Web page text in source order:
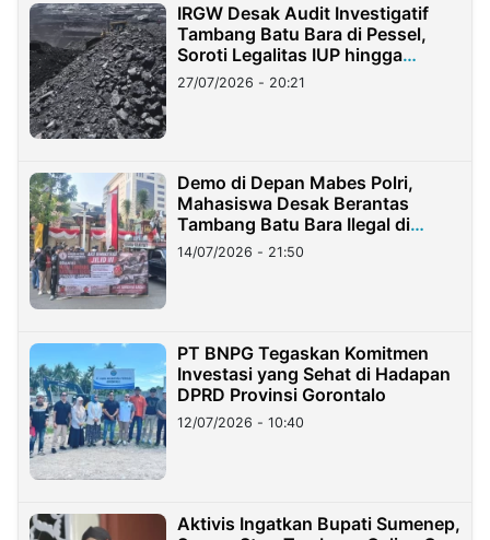
IRGW Desak Audit Investigatif
Tambang Batu Bara di Pessel,
Soroti Legalitas IUP hingga
Stockpile
27/07/2026 - 20:21
Demo di Depan Mabes Polri,
Mahasiswa Desak Berantas
Tambang Batu Bara Ilegal di
Lampung
14/07/2026 - 21:50
PT BNPG Tegaskan Komitmen
Investasi yang Sehat di Hadapan
DPRD Provinsi Gorontalo
12/07/2026 - 10:40
Aktivis Ingatkan Bupati Sumenep,